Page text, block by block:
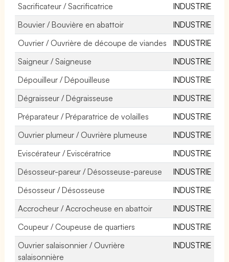
Sacrificateur / Sacrificatrice
INDUSTRIE
Bouvier / Bouvière en abattoir
INDUSTRIE
Ouvrier / Ouvrière de découpe de viandes
INDUSTRIE
Saigneur / Saigneuse
INDUSTRIE
Dépouilleur / Dépouilleuse
INDUSTRIE
Dégraisseur / Dégraisseuse
INDUSTRIE
Préparateur / Préparatrice de volailles
INDUSTRIE
Ouvrier plumeur / Ouvrière plumeuse
INDUSTRIE
Eviscérateur / Eviscératrice
INDUSTRIE
Désosseur-pareur / Désosseuse-pareuse
INDUSTRIE
Désosseur / Désosseuse
INDUSTRIE
Accrocheur / Accrocheuse en abattoir
INDUSTRIE
Coupeur / Coupeuse de quartiers
INDUSTRIE
Ouvrier salaisonnier / Ouvrière
salaisonnière
INDUSTRIE